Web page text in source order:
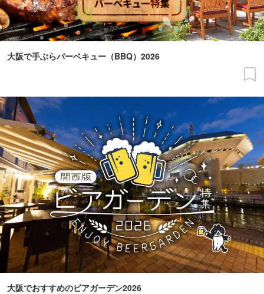
大阪で手ぶらバーベキュー（BBQ）2026
大阪でおすすめのビアガーデン2026